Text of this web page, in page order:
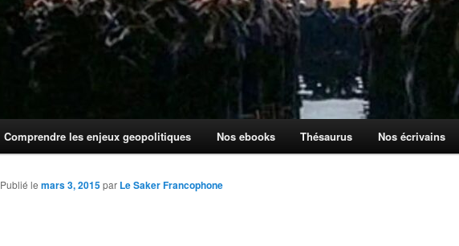
Comprendre les enjeux geopolitiques Nos ebooks Thésaurus Nos écrivains
Publié le mars 3, 2015par Le Saker Francophone